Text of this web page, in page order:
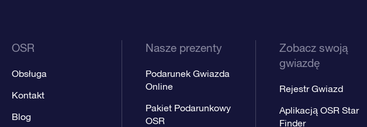
OSR
Obsługa
Kontakt
Blog
Nasze prezenty
Podarunek Gwiazda
Online
Pakiet Podarunkowy
OSR
Zobacz swoją
gwiazdę
Rejestr Gwiazd
Aplikacją OSR Star
Finder